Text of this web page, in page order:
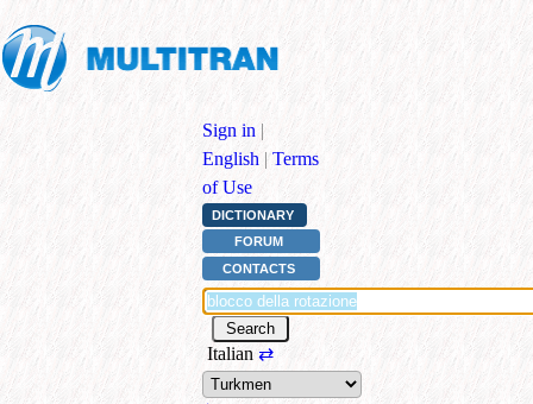
Sign in |
English | Terms
of Use
DICTIONARY
FORUM
CONTACTS
Italian ⇄